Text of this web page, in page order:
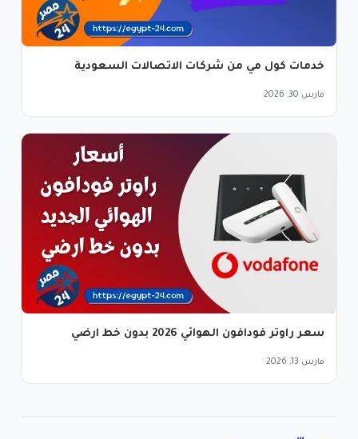
خدمات كول مي من شركات الاتصالات السعودية
مارس 30, 2026
سعر راوتر فودافون الهوائي 2026 بدون خط ارضي
مارس 13, 2026